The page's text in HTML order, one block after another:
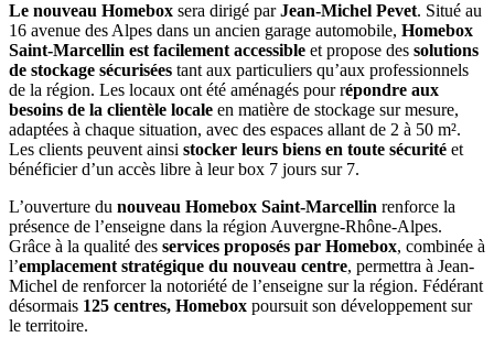
Le nouveau Homebox sera dirigé parJean-Michel Pevet. Situé au
16 avenue des Alpes dans un ancien garage automobile, Homebox
Saint-Marcellin est facilement accessible et propose des solutions
de stockage sécurisées tant aux particuliers qu’aux professionnels
de la région. Les locaux ont été aménagés pour répondre aux
besoins de la clientèle locale en matière de stockage sur mesure,
adaptées à chaque situation, avec des espaces allant de 2 à 50 m².
Les clients peuvent ainsi stocker leurs biens en toute sécurité et
bénéficier d’un accès libre à leur box 7 jours sur 7.
L’ouverture du nouveau Homebox Saint-Marcellin renforce la
présence de l’enseigne dans la région Auvergne-Rhône-Alpes.
Grâce à la qualité des services proposés par Homebox, combinée à
l’emplacement stratégique du nouveau centre, permettra à Jean-
Michel de renforcer la notoriété de l’enseigne sur la région. Fédérant
désormais 125 centres, Homebox poursuit son développement sur
le territoire.